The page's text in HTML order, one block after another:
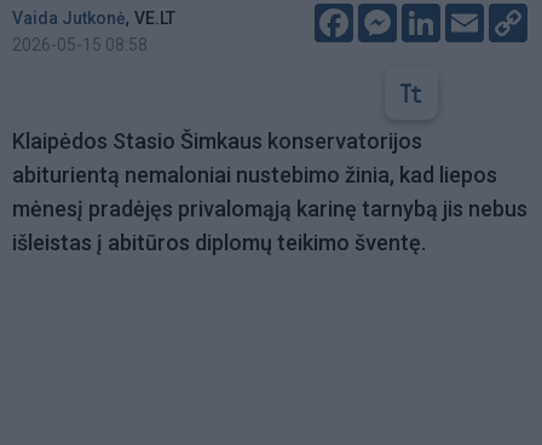
Vaida Jutkonė, VE.LT
2026-05-15 08:58
FacebookMessenger
LinkedIn
Email
Klaipėdos Stasio Šimkaus konservatorijos
abiturientą nemaloniai nustebimo žinia, kad liepos
mėnesį pradėjęs privalomąją karinę tarnybą jis nebus
išleistas į abitūros diplomų teikimo šventę.